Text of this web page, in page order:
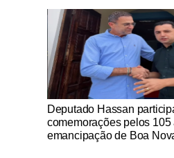
Notícias Católicas
Deputado Hassan
comemorações pelos 105
emancipação de Boa